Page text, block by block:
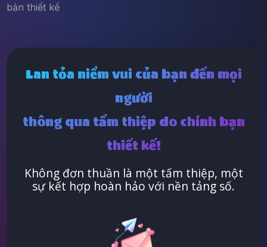
bản thiết kế
Lan tỏa niềm vui của bạn đến mọi
người
thông qua tấm thiệp do chính bạn
thiết kế!
Không đơn thuần là một tấm thiệp, một
sự kết hợp hoàn hảo với nền tảng số.